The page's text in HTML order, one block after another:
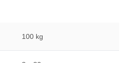
100 kg